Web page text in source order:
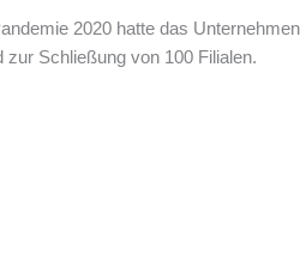
2020 hatte das
Schließung von 100 Filialen.